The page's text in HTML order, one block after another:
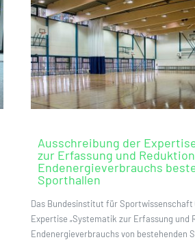
Ausschreibung der
zur Erfassung und
Endenergieverbrauchs
Sporthallen
Das Bundesinstitut für Sportwissenschaft
Expertise „Systematik zur Erfassung und
Endenergieverbrauchs von bestehenden